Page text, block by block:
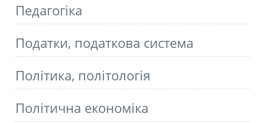
Педагогіка
Податки, податкова система
Політика, політологія
Політична економіка